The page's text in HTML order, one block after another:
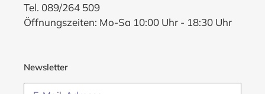
Tel. 089/264 509
Öffnungszeiten: Mo-Sa 10:00 Uhr - 18:30 Uhr
Newsletter